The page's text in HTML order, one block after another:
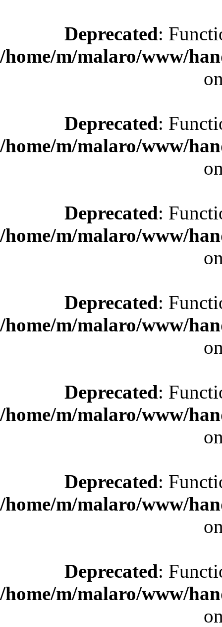
Deprecated:
/home/m/malaro/www/
Deprecated:
/home/m/malaro/www/
Deprecated:
/home/m/malaro/www/
Deprecated:
/home/m/malaro/www/
Deprecated:
/home/m/malaro/www/
Deprecated:
/home/m/malaro/www/
Deprecated:
/home/m/malaro/www/